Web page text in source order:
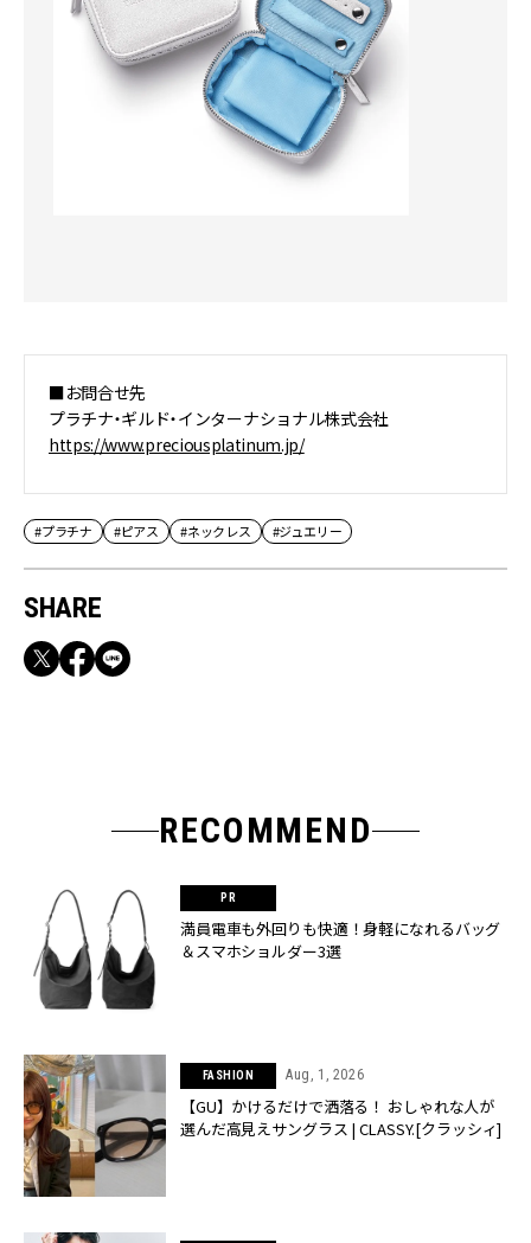
■お問合せ先
プラチナ・ギルド・インターナショナル株式会社
https://www.preciousplatinum.jp/
#プラチナ #ピアス #ネックレス #ジュエリー
SHARE
RECOMMEND
満員電車も外回りも快適！身軽になれるバッグ
＆スマホショルダー3選
FASHION Aug, 1, 2026
【GU】かけるだけで洒落る！ おしゃれな人が
選んだ高見えサングラス | CLASSY.[クラッシィ]